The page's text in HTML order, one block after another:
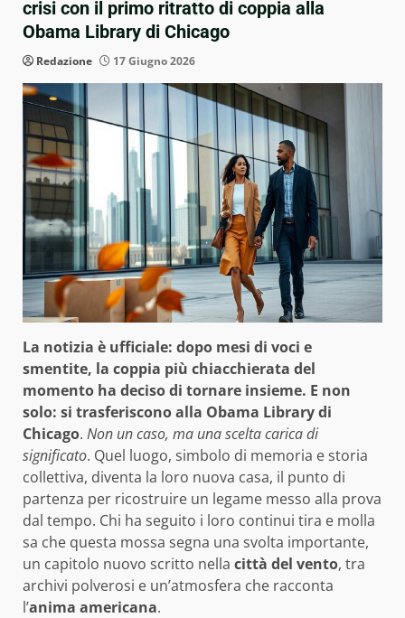
crisi con il primo ritratto di coppia alla
Obama Library di Chicago
Redazione 17 Giugno 2026
La notizia è ufficiale: dopo mesi di voci e
smentite, la coppia più chiacchierata del
momento ha deciso di tornare insieme. E non
solo: si trasferiscono alla Obama Library di
Chicago. Non un caso, ma una scelta carica di
significato. Quel luogo, simbolo di memoria e storia
collettiva, diventa la loro nuova casa, il punto di
partenza per ricostruire un legame messo alla prova
dal tempo. Chi ha seguito i loro continui tira e molla
sa che questa mossa segna una svolta importante,
un capitolo nuovo scritto nella città del vento, tra
archivi polverosi e un’atmosfera che racconta
l’anima americana.